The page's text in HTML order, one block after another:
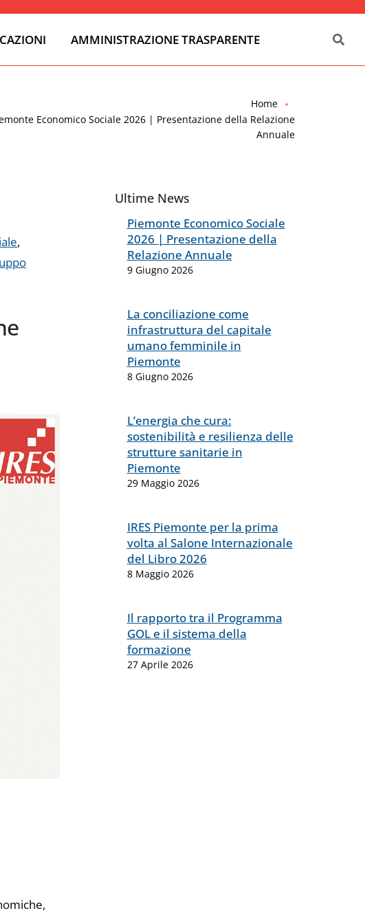
AMMINISTRAZIONE TRASPARENTE
Home
Economico Sociale 2026 | Presentazione della Relazione
Annuale
,
Ultime News
Piemonte Economico Sociale
2026 | Presentazione della
Relazione Annuale
9 Giugno 2026
La conciliazione come
infrastruttura del capitale
umano femminile in
Piemonte
8 Giugno 2026
L’energia che cura:
sostenibilità e resilienza delle
strutture sanitarie in
Piemonte
29 Maggio 2026
IRES Piemonte per la prima
volta al Salone Internazionale
del Libro 2026
8 Maggio 2026
Il rapporto tra il Programma
GOL e il sistema della
formazione
27 Aprile 2026